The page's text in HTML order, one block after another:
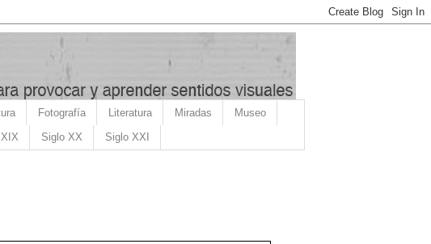
Fotografía Literatura Miradas Museo
Siglo XX Siglo XXI